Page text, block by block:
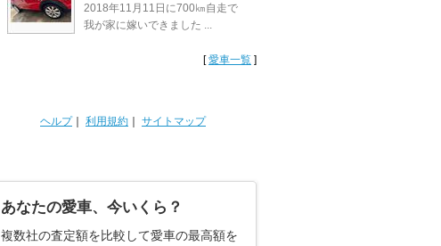
2018年11月11日に700㎞自走で
我が家に嫁いできました ...
[愛車一覧 ]
ヘルプ｜ 利用規約 サイトマップ
あなたの愛車、今いくら？
複数社の査定額を比較して愛車の最高額を